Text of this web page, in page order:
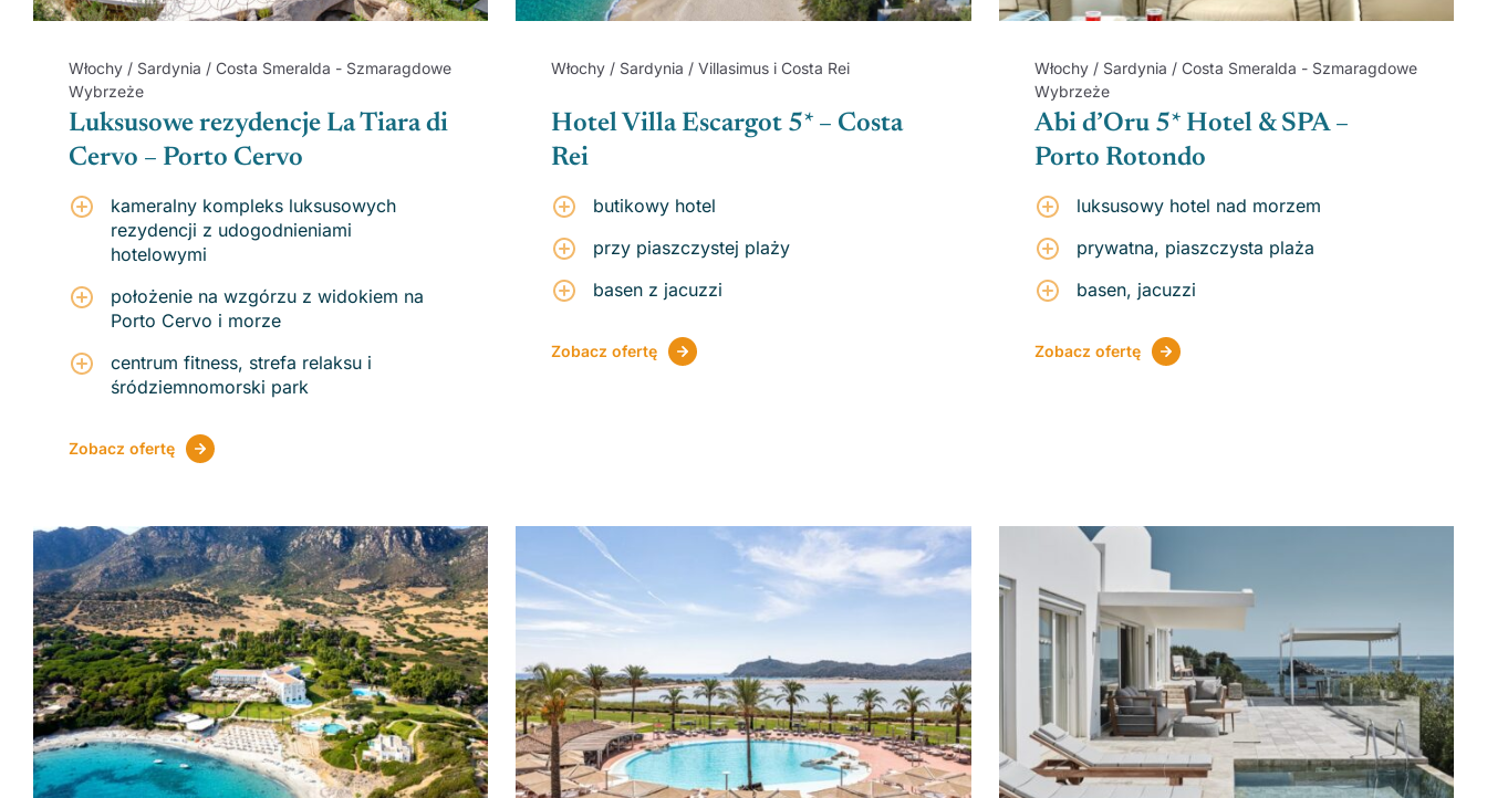
Włochy / Sardynia / Costa Smeralda - Szmaragdowe
Wybrzeże
Luksusowe rezydencje La Tiara di
Cervo – Porto Cervo
kameralny kompleks luksusowych
rezydencji z udogodnieniami
hotelowymi
położenie na wzgórzu z widokiem na
Porto Cervo i morze
centrum fitness, strefa relaksu i
śródziemnomorski park
Zobacz ofertę
Włochy / Sardynia / Villasimus i Costa Rei
Hotel Villa Escargot 5* – Costa
Rei
butikowy hotel
przy piaszczystej plaży
basen z jacuzzi
Zobacz ofertę
Włochy / Sardynia / Costa Smeralda - Szmaragdowe
Wybrzeże
Abi d’Oru 5* Hotel & SPA –
Porto Rotondo
luksusowy hotel nad morzem
prywatna, piaszczysta plaża
basen, jacuzzi
Zobacz ofertę